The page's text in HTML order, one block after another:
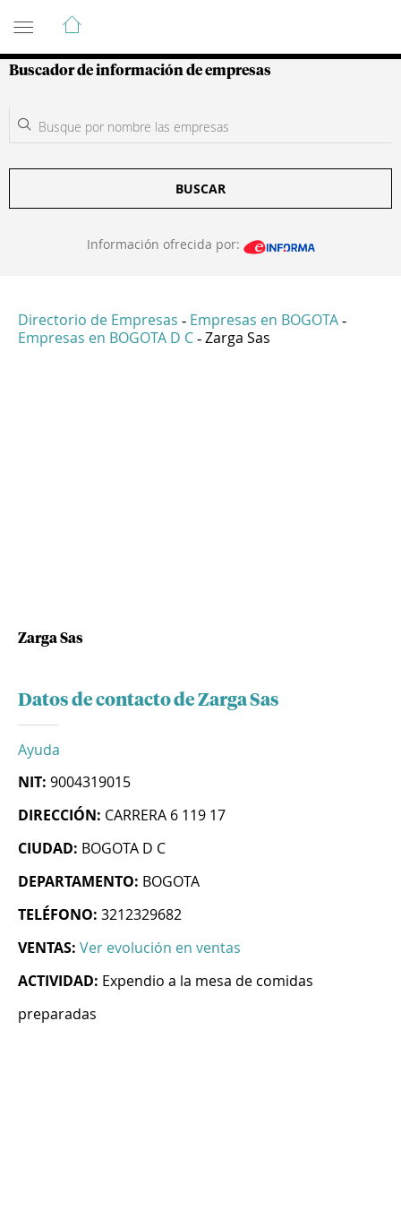
Guía de Empresas Colombianas
Buscador de información de empresas
BUSCAR
Información ofrecida por:
Directorio de Empresas - Empresas en BOGOTA -
Empresas en BOGOTA D C - Zarga Sas
Zarga Sas
Datos de contacto de Zarga Sas
Ayuda
NIT: 9004319015
DIRECCIÓN: CARRERA 6 119 17
CIUDAD: BOGOTA D C
DEPARTAMENTO: BOGOTA
TELÉFONO: 3212329682
VENTAS: Ver evolución en ventas
ACTIVIDAD: Expendio a la mesa de comidas
preparadas